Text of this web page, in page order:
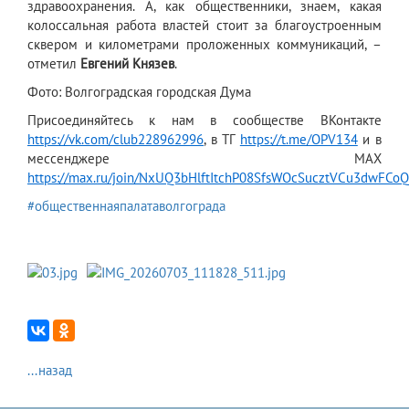
здравоохранения. А, как общественники, знаем, какая
колоссальная работа властей стоит за благоустроенным
сквером и километрами проложенных коммуникаций, –
отметил Евгений Князев.
Фото: Волгоградская городская Дума
Присоединяйтесь к нам в сообществе ВКонтакте
https://vk.com/club228962996, в ТГ https://t.me/OPV134и в
мессенджере МАХ
https://max.ru/join/
#общественнаяпалатаволгограда
...назад